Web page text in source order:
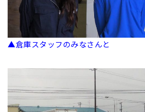
▲倉庫スタッフのみなさんと